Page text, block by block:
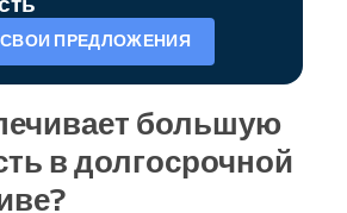
ПРЕДЛОЖЕНИЯ
большую
в долгосрочной